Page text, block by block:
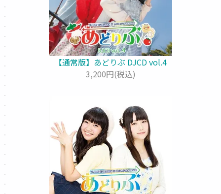
【通常版】あどりぶ DJCD vol.4
3,200円(税込)